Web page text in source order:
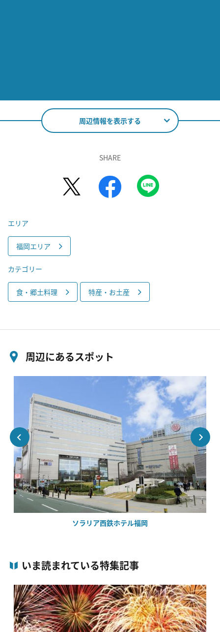
周辺情報を表示する
SHARE
エリア
福岡エリア
カテゴリー
食・郷土料理 特産・お土産
周辺にあるスポット
ソラリア西鉄ホテル福岡
いま読まれている特集記事